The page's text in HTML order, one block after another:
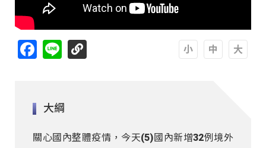
Facebook
Line
大綱
關心國內整體疫情，今天(5)國內新增32例境外